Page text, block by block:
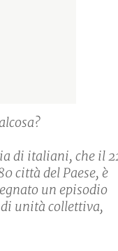
di italiani, che il
città del Paese, è
un episodio
unità collettiva,